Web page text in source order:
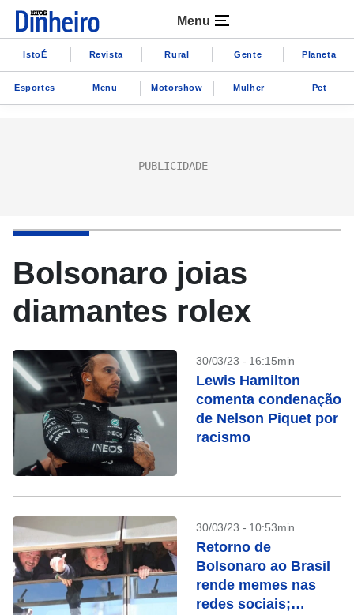
Menu
IstoÉ Revista Rural Gente Planeta
Esportes Menu Motorshow Mulher Pet
Bolsonaro joias
diamantes rolex
30/03/23 - 16:15min
Lewis Hamilton
comenta condenação
de Nelson Piquet por
racismo
30/03/23 - 10:53min
Retorno de
Bolsonaro ao Brasil
rende memes nas
redes sociais;